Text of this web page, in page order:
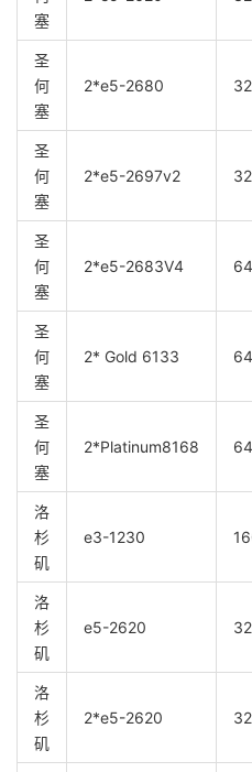
塞
圣
何
塞
2*e5-2680
圣
何
塞
2*e5-2697v2
圣
何
塞
2*e5-2683V4
圣
何
塞
2* Gold 6133
圣
何
塞
2*Platinum8168
洛
杉
矶
e3-1230
洛
杉
矶
e5-2620
洛
杉
矶
2*e5-2620